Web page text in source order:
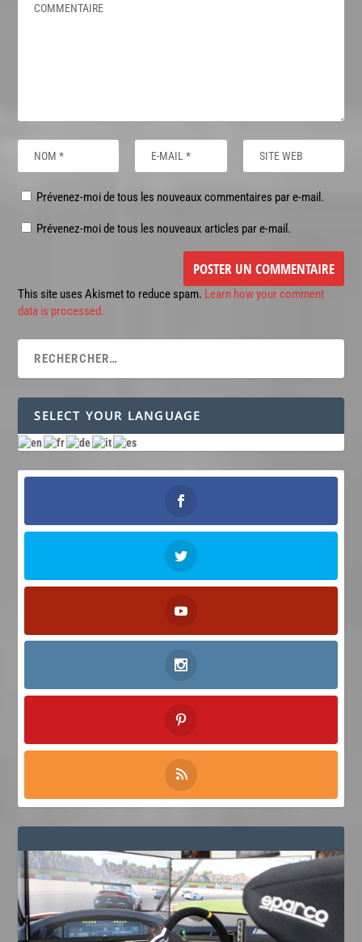
Prévenez-moi de tous les nouveaux commentaires par e-mail.
Prévenez-moi de tous les nouveaux articles par e-mail.
This site uses Akismet to reduce spam. Learn how your comment
data is processed.
SELECT YOUR LANGUAGE